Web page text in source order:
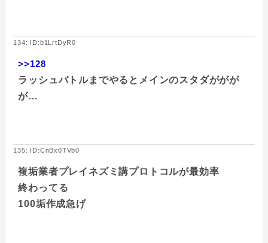
134: ID:b1LrtDyR0
>>128
ラッシュバトルまでやるとメインのスタダががが
が…
135: ID:CnBx0TVb0
複垢業者プレイネズミ講プロトコルが最効率
終わってる
100垢作成急げ